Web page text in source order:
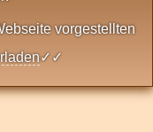
vorgestellten
✓✓